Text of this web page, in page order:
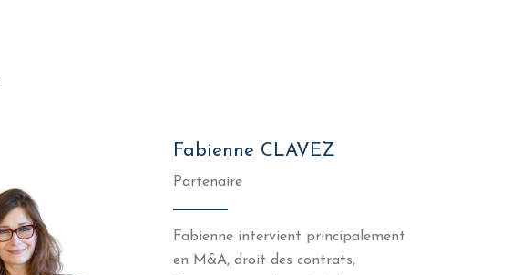
Fabienne CLAVEZ
Partenaire
Fabienne intervient principalement
en M&A, droit des contrats,